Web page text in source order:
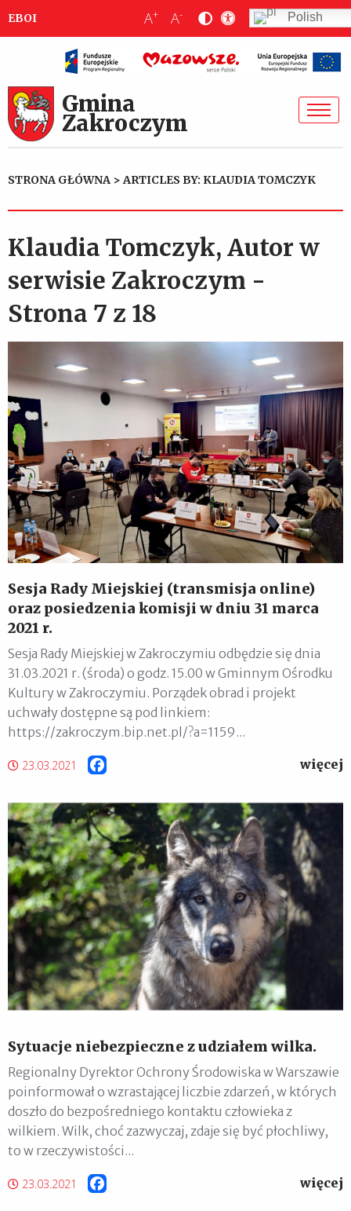
EBOI A+ A- Polish
Gmina
Zakroczym
STRONA GŁÓWNA >ARTICLES BY: KLAUDIA TOMCZYK
Klaudia Tomczyk, Autor w
serwisie Zakroczym -
Strona 7 z 18
Sesja Rady Miejskiej (transmisja online)
oraz posiedzenia komisji w dniu 31 marca
2021 r.
Sesja Rady Miejskiej w Zakroczymiu odbędzie się dnia
31.03.2021 r. (środa) o godz. 15.00 w Gminnym Ośrodku
Kultury w Zakroczymiu. Porządek obrad i projekt
uchwały dostępne są pod linkiem:
https://zakroczym.bip.net.pl/?a=1159...
23.03.2021 więcej
Sytuacje niebezpieczne z udziałem wilka.
Regionalny Dyrektor Ochrony Środowiska w Warszawie
poinformował o wzrastającej liczbie zdarzeń, w których
doszło do bezpośredniego kontaktu człowieka z
wilkiem. Wilk, choć zazwyczaj, zdaje się być płochliwy,
to w rzeczywistości...
23.03.2021 więcej